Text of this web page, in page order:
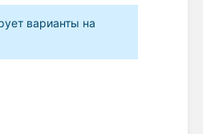
варианты на